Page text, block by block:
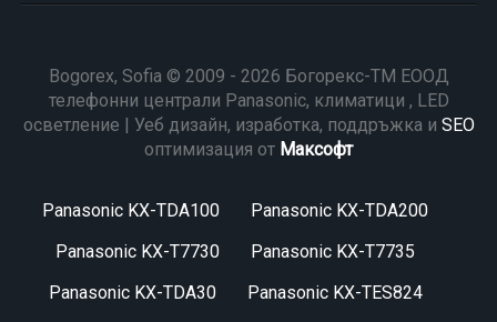
Bogorex, Sofia © 2009 - 2026 Богорекс-ТМ ЕООД
телефонни централи Panasonic, климатици , LED
осветление | Уеб дизайн, изработка, поддръжка и SEO
оптимизация от Максофт
Panasonic KX-TDA100
Panasonic KX-TDA200
Panasonic KX-T7730
Panasonic KX-T7735
Panasonic KX-TDA30
Panasonic KX-TES824